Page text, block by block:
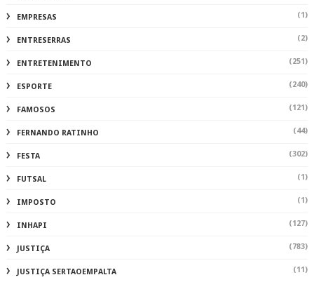
EMPRESAS (1)
ENTRESERRAS (2)
ENTRETENIMENTO (251)
ESPORTE (240)
FAMOSOS (121)
FERNANDO RATINHO (44)
FESTA (302)
FUTSAL (1)
IMPOSTO (1)
INHAPI (127)
JUSTIÇA (783)
JUSTIÇA SERTAOEMPALTA (11)